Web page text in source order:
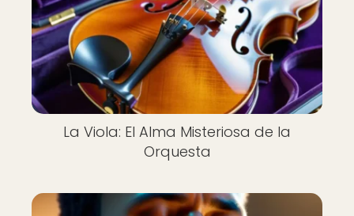
La Viola: El Alma Misteriosa de la
Orquesta